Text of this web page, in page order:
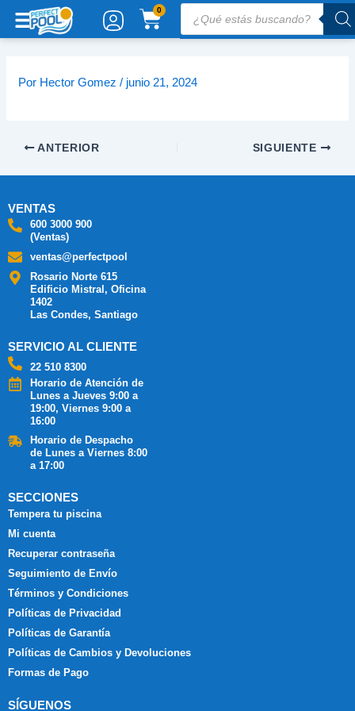
0
CARRITO
productos
Por Hector Gomez/ junio 21, 2024
ANTERIOR SIGUIENTE
VENTAS
600 3000 900
(Ventas)
ventas@perfectpool
Rosario Norte 615
Edificio Mistral, Oficina
1402
Las Condes, Santiago
SERVICIO AL CLIENTE
22 510 8300
Horario de Atención de
Lunes a Jueves 9:00 a
19:00, Viernes 9:00 a
16:00
Horario de Despacho
de Lunes a Viernes 8:00
a 17:00
SECCIONES
Tempera tu piscina
Mi cuenta
Recuperar contraseña
Seguimiento de Envío
Términos y Condiciones
Políticas de Privacidad
Políticas de Garantía
Políticas de Cambios y Devoluciones
Formas de Pago
SÍGUENOS